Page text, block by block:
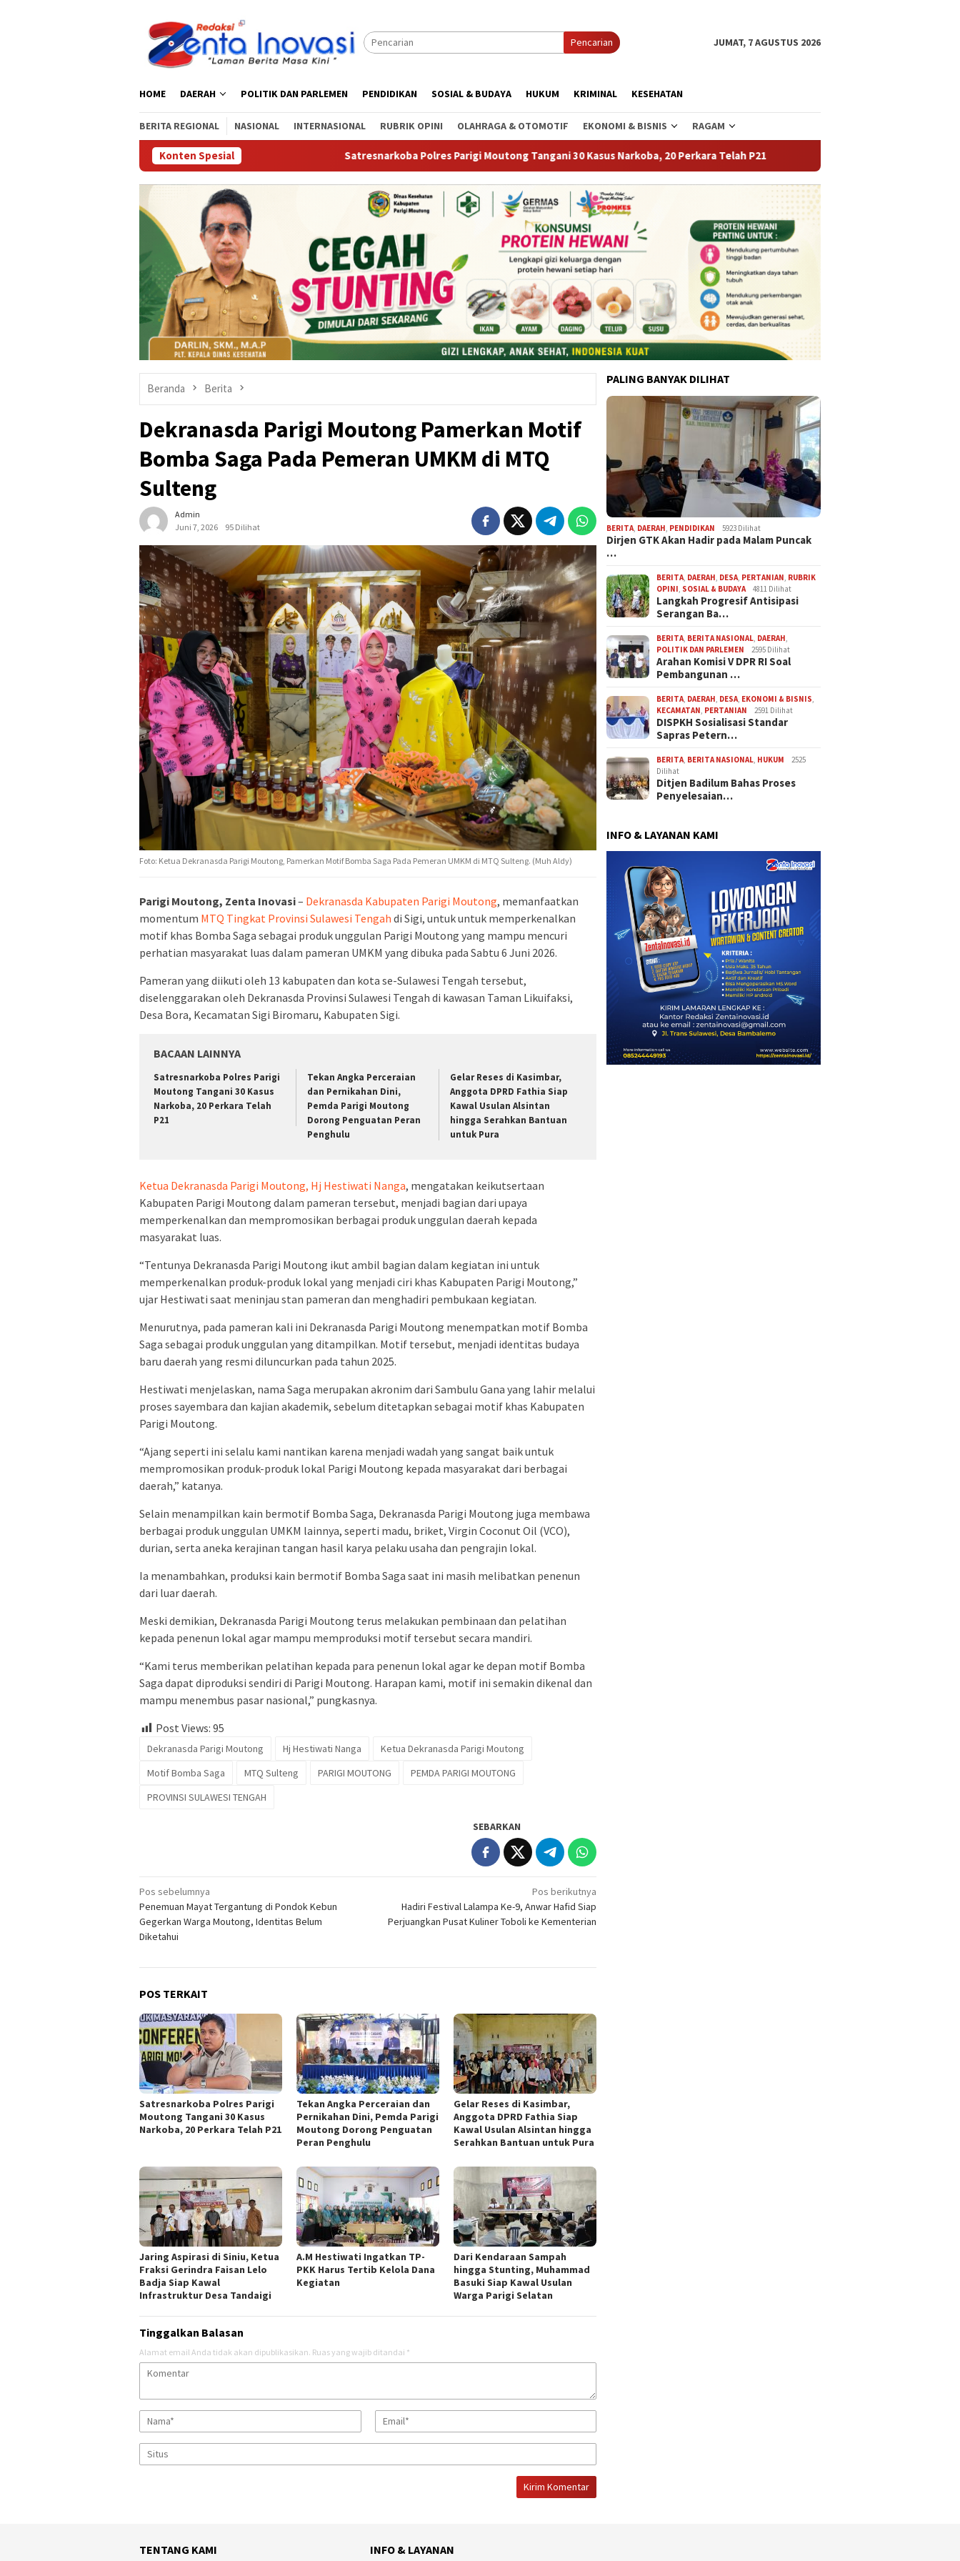
Pencarian JUMAT, 7 AGUSTUS 2026
HOME DAERAH POLITIK DAN PARLEMEN PENDIDIKAN SOSIAL & BUDAYA HUKUM KRIMINAL KESEHATAN
BERITA REGIONAL NASIONAL INTERNASIONAL RUBRIK OPINI OLAHRAGA & OTOMOTIF EKONOMI & BISNIS RAGAM
Konten Spesial Satresnarkoba Polres Parigi Moutong Tangani 30 Kasus Narkoba, 20 Perkara Telah P21 Tekan Angka Perceraian dan Pernikahan Dini,
Beranda Berita
Dekranasda Parigi Moutong Pamerkan Motif
Bomba Saga Pada Pemeran UMKM di MTQ
Sulteng
Admin
Juni 7, 2026
95 Dilihat
Foto: Ketua Dekranasda Parigi Moutong, Pamerkan Motif Bomba Saga Pada Pemeran UMKM di MTQ Sulteng. (Muh Aldy)
Parigi Moutong, Zenta Inovasi– Dekranasda Kabupaten Parigi Moutong, memanfaatkan
momentum MTQ Tingkat Provinsi Sulawesi Tengah di Sigi, untuk untuk memperkenalkan
motif khas Bomba Saga sebagai produk unggulan Parigi Moutong yang mampu mencuri
perhatian masyarakat luas dalam pameran UMKM yang dibuka pada Sabtu 6 Juni 2026.
Pameran yang diikuti oleh 13 kabupaten dan kota se-Sulawesi Tengah tersebut,
diselenggarakan oleh Dekranasda Provinsi Sulawesi Tengah di kawasan Taman Likuifaksi,
Desa Bora, Kecamatan Sigi Biromaru, Kabupaten Sigi.
BACAAN LAINNYA
Satresnarkoba Polres Parigi
Moutong Tangani 30 Kasus
Narkoba, 20 Perkara Telah
P21
Tekan Angka Perceraian
dan Pernikahan Dini,
Pemda Parigi Moutong
Dorong Penguatan Peran
Penghulu
Gelar Reses di Kasimbar,
Anggota DPRD Fathia Siap
Kawal Usulan Alsintan
hingga Serahkan Bantuan
untuk Pura
Ketua Dekranasda Parigi Moutong, Hj Hestiwati Nanga, mengatakan keikutsertaan
Kabupaten Parigi Moutong dalam pameran tersebut, menjadi bagian dari upaya
memperkenalkan dan mempromosikan berbagai produk unggulan daerah kepada
masyarakat luas.
“Tentunya Dekranasda Parigi Moutong ikut ambil bagian dalam kegiatan ini untuk
memperkenalkan produk-produk lokal yang menjadi ciri khas Kabupaten Parigi Moutong,”
ujar Hestiwati saat meninjau stan pameran dan menghadiri pembukaan kegiatan.
Menurutnya, pada pameran kali ini Dekranasda Parigi Moutong menempatkan motif Bomba
Saga sebagai produk unggulan yang ditampilkan. Motif tersebut, menjadi identitas budaya
baru daerah yang resmi diluncurkan pada tahun 2025.
Hestiwati menjelaskan, nama Saga merupakan akronim dari Sambulu Gana yang lahir melalui
proses sayembara dan kajian akademik, sebelum ditetapkan sebagai motif khas Kabupaten
Parigi Moutong.
“Ajang seperti ini selalu kami nantikan karena menjadi wadah yang sangat baik untuk
mempromosikan produk-produk lokal Parigi Moutong kepada masyarakat dari berbagai
daerah,” katanya.
Selain menampilkan kain bermotif Bomba Saga, Dekranasda Parigi Moutong juga membawa
berbagai produk unggulan UMKM lainnya, seperti madu, briket, Virgin Coconut Oil (VCO),
durian, serta aneka kerajinan tangan hasil karya pelaku usaha dan pengrajin lokal.
Ia menambahkan, produksi kain bermotif Bomba Saga saat ini masih melibatkan penenun
dari luar daerah.
Meski demikian, Dekranasda Parigi Moutong terus melakukan pembinaan dan pelatihan
kepada penenun lokal agar mampu memproduksi motif tersebut secara mandiri.
“Kami terus memberikan pelatihan kepada para penenun lokal agar ke depan motif Bomba
Saga dapat diproduksi sendiri di Parigi Moutong. Harapan kami, motif ini semakin dikenal dan
mampu menembus pasar nasional,” pungkasnya.
Post Views: 95
Dekranasda Parigi Moutong Hj Hestiwati Nanga
Ketua Dekranasda Parigi Moutong
Motif Bomba Saga
MTQ Sulteng PARIGI MOUTONG
PEMDA PARIGI MOUTONG
PROVINSI SULAWESI TENGAH
SEBARKAN
Navigasi
pos
Pos sebelumnya
Penemuan Mayat Tergantung di Pondok Kebun
Gegerkan Warga Moutong, Identitas Belum
Diketahui
Pos berikutnya
Hadiri Festival Lalampa Ke-9, Anwar Hafid Siap
Perjuangkan Pusat Kuliner Toboli ke Kementerian
POS TERKAIT
Satresnarkoba Polres Parigi
Moutong Tangani 30 Kasus
Narkoba, 20 Perkara Telah P21
Tekan Angka Perceraian dan
Pernikahan Dini, Pemda Parigi
Moutong Dorong Penguatan
Peran Penghulu
Gelar Reses di Kasimbar,
Anggota DPRD Fathia Siap
Kawal Usulan Alsintan hingga
Serahkan Bantuan untuk Pura
Jaring Aspirasi di Siniu, Ketua
Fraksi Gerindra Faisan Lelo
Badja Siap Kawal
Infrastruktur Desa Tandaigi
A.M Hestiwati Ingatkan TP-
PKK Harus Tertib Kelola Dana
Kegiatan
Dari Kendaraan Sampah
hingga Stunting, Muhammad
Basuki Siap Kawal Usulan
Warga Parigi Selatan
Tinggalkan Balasan
Alamat email Anda tidak akan dipublikasikan. Ruas yang wajib ditandai *
PALING BANYAK DILIHAT
BERITA DAERAH PENDIDIKAN 5923 Dilihat
Dirjen GTK Akan Hadir pada Malam Puncak
…
BERITA DAERAH DESA PERTANIAN RUBRIK
OPINI SOSIAL & BUDAYA 4811 Dilihat
Langkah Progresif Antisipasi
Serangan Ba…
BERITA BERITA NASIONAL DAERAH
POLITIK DAN PARLEMEN
2595 Dilihat
Arahan Komisi V DPR RI Soal
Pembangunan …
BERITA DAERAH DESA EKONOMI & BISNIS
KECAMATAN PERTANIAN 2591 Dilihat
DISPKH Sosialisasi Standar
Sapras Petern…
BERITA BERITA NASIONAL HUKUM
2525
Dilihat
Ditjen Badilum Bahas Proses
Penyelesaian…
INFO & LAYANAN KAMI
TENTANG KAMI INFO & LAYANAN